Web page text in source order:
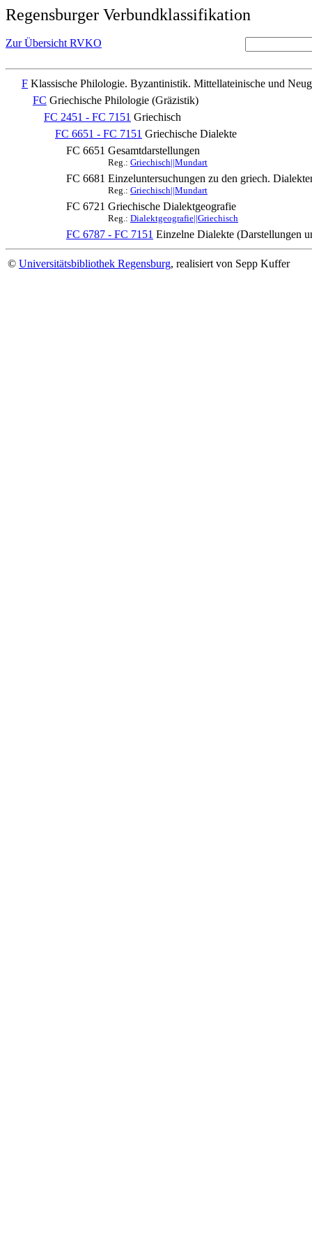
Regensburger Verbundklassifikation
Zur Übersicht RVKO
F Klassische Philologie. Byzantinistik. Mittellateinische und
FC Griechische Philologie (Gräzistik)
FC 2451 - FC 7151 Griechisch
FC 6651 - FC 7151 Griechische Dialekte
FC 6651 Gesamtdarstellungen
Reg.: Griechisch||Mundart
FC 6681 Einzeluntersuchungen zu den griech.
Reg.: Griechisch||Mundart
FC 6721 Griechische Dialektgeografie
Reg.: Dialektgeografie||Griechisch
FC 6787 - FC 7151 Einzelne Dialekte (Darstellungen
© Universitätsbibliothek Regensburg, realisiert von Sepp Kuffer